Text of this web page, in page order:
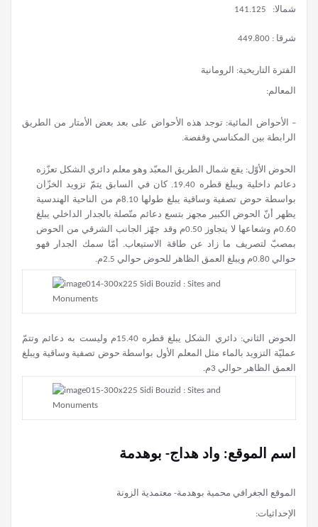
شمالا: 141.125
شرقا : 449.800
الفترة التاريخية: الرومانية
المعالم:
– الأحواض المائية: توجد هذه الأحواض على بعد بعض الأمتار من الطريق
الرابطة بين المكناسي وقفصة.
الحوض الأوّل: يقع شمال الطريق المعبّد وهو معلم دائري الشكل تعزّزه
دعائم داخلية ويبلغ قطره 19.40. كان في السابق يتمّ تزويد الخزّان
بواسطة حوض تصفية وساقية يبلغ طولها 8.10م من الناحية الهندسية
يظهر أنّ الحوض الكبير مجهز بتسع دعائم متّصلة بالجدار الداخلي يبلغ
0.60م وشعاعها لا يتجاوز 0.50م وقد جهّز الجانب الشرقي من الحوض
بمصبّ لتصريف ما زاد عن طاقة الاستيعاب. أمّا سمك الجدار فهو
حوالي 0.80م ويبلغ العمق الظاهر للحوض حوالي 2.5م.
الحوض الثاني: دائري الشكل يبلغ قطره 15.40م وليست به دعائم وتتمّ
عمليّة التزويد بالماء مثل المعلم الأول بواسطة حوض تصفية وساقية ويبلغ
العمق الظاهر حوالي 3م.
اسم الموقع: واد هداج- بوهدمة
الموقع الجغرافي محمية بوهدمة- معتمدية الزونة
الإحداثيات: